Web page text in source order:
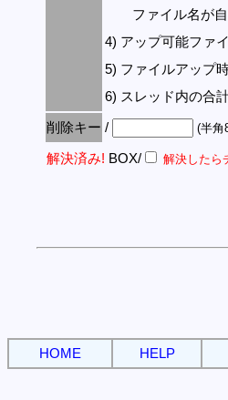
ファイル名が自
4) アップ可能ファ
5) ファイルアップ
6) スレッド内の合
削除キー / (半角
解決済み! BOX/ 解決したら
HOME HELP